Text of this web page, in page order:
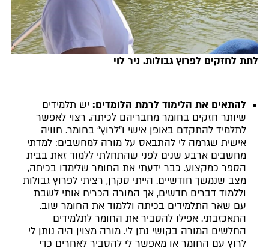
לתת לחזקים לפרוץ גבולות. ניר לוי
להתאים את הלימוד לרמת הלומדים: יש תלמידים
שיותר חזקים בחומר מחבריהם לכיתה. רצוי לאפשר
לתלמיד להתקדם באופן אישי ו"לרוץ" בחומר. חוויה
אישית שגרמה לי להתבאס על מורה למחשבים: למדתי
מחשבים ארבע שנים לפני שהתחלתי ללמוד זאת בבית
הספר כמקצוע. כבר ידעתי את החומר שלימדו בכיתה,
מצב שנמשך חודשיים. הייתי סקרן, רציתי לפרוץ גבולות
וללמוד דברים חדשים, אך המורה הכריח אותי לשבת
עם שאר התלמידים בכיתה וללמוד את החומר שוב.
התאכזבתי. אפילו להסביר את החומר לתלמידים
החלשים המורה בקושי נתן לי. מורה מצוין היה נותן לי
לרוץ עם החומר או מאפשר לי להסביר לאחרים כדי